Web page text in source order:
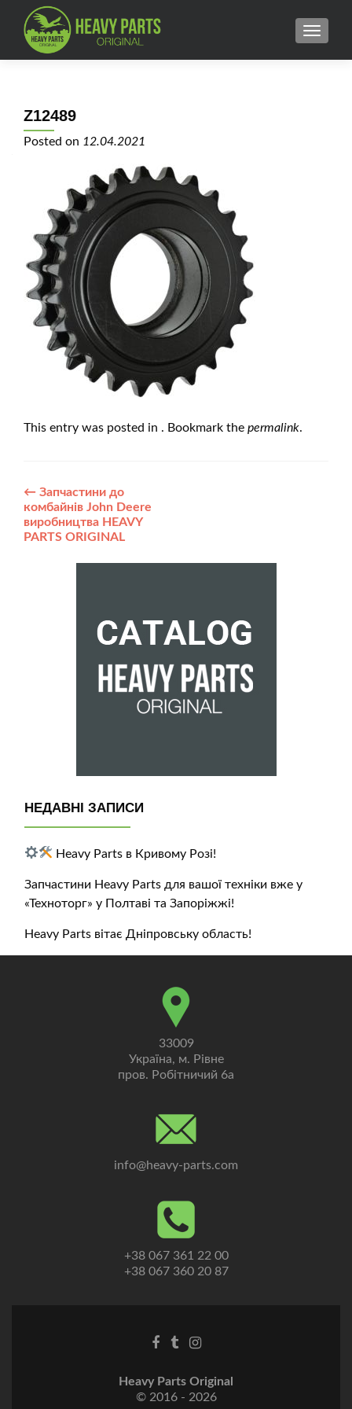
MENU
Z12489
Posted on 12.04.2021
This entry was posted in . Bookmark the permalink.
Post
navigation
← Запчастини до
комбайнів John Deere
виробництва HEAVY
PARTS ORIGINAL
НЕДАВНІ ЗАПИСИ
Heavy Parts в Кривому Розі!
Запчастини Heavy Parts для вашої техніки вже у
«Техноторг» у Полтаві та Запоріжжі!
Heavy Parts вітає Дніпровську область!
33009
Україна, м. Рівне
пров. Робітничий 6а
info@heavy-parts.com
+38 067 361 22 00
+38 067 360 20 87
Heavy Parts Original
© 2016 - 2026